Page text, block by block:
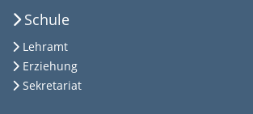
Schule
Lehramt
Erziehung
Sekretariat